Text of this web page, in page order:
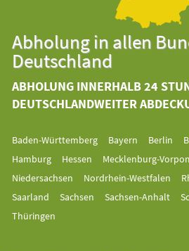
Abholung in allen
Deutschland
ABHOLUNG INNERHALB 24
DEUTSCHLANDWEITER
Baden-Württemberg Bayern Berlin
Hamburg
Hessen
Mecklenburg-
Niedersachsen
Nordrhein-Westfalen
Saarland
Sachsen Sachsen-Anhalt
Thüringen